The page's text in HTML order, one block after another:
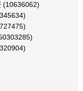
(10636062)